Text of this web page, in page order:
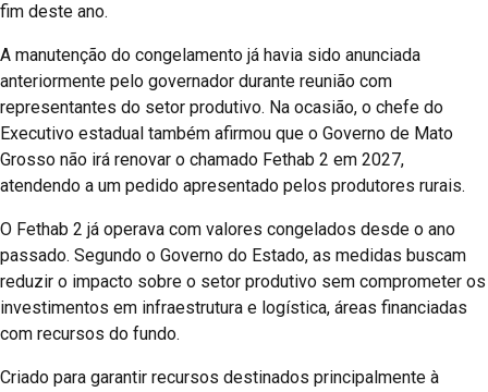
fim deste ano.
A manutenção do congelamento já havia sido anunciada
anteriormente pelo governador durante reunião com
representantes do setor produtivo. Na ocasião, o chefe do
Executivo estadual também afirmou que o Governo de Mato
Grosso não irá renovar o chamado Fethab 2 em 2027,
atendendo a um pedido apresentado pelos produtores rurais.
O Fethab 2 já operava com valores congelados desde o ano
passado. Segundo o Governo do Estado, as medidas buscam
reduzir o impacto sobre o setor produtivo sem comprometer os
investimentos em infraestrutura e logística, áreas financiadas
com recursos do fundo.
Criado para garantir recursos destinados principalmente à